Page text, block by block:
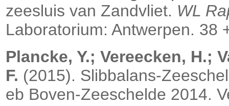
zeesluis van Zandvliet. WL
Laboratorium: Antwerpen.
Plancke, Y.; Vereecken, H.;
F. (2015). Slibbalans-
eb Boven-Zeeschelde 2014.